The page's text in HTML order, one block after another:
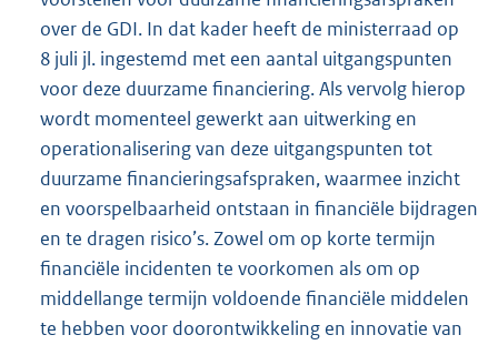
over de GDI. In dat kader heeft de ministerraad op
8 juli jl. ingestemd met een aantal uitgangspunten
voor deze duurzame financiering. Als vervolg hierop
wordt momenteel gewerkt aan uitwerking en
operationalisering van deze uitgangspunten tot
duurzame financieringsafspraken, waarmee inzicht
en voorspelbaarheid ontstaan in financiële bijdragen
en te dragen risico’s. Zowel om op korte termijn
financiële incidenten te voorkomen als om op
middellange termijn voldoende financiële middelen
te hebben voor doorontwikkeling en innovatie van